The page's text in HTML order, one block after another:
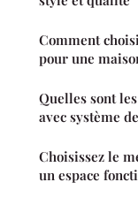
Comment
pour une
Quelles sont
avec système
Choisissez le
un espace